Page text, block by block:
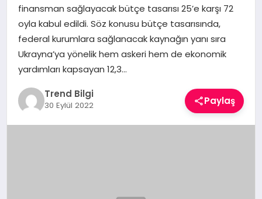
TEKNOLOJI
YAŞAM
finansman sağlayacak bütçe tasarısı 25’e karşı 72
oyla kabul edildi. Söz konusu bütçe tasarısında,
federal kurumlara sağlanacak kaynağın yanı sıra
Ukrayna’ya yönelik hem askeri hem de ekonomik
yardımları kapsayan 12,3…
Trend Bilgi
30 Eylül 2022 Paylaş